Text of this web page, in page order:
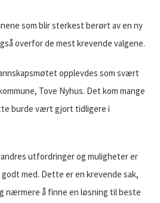
som blir sterkest berørt av en ny
overfor de mest krevende valgene.
opplevdes som svært
Tove Nyhus. Det kom mange
burde vært gjort tidligere i
utfordringer og muligheter er
med. Dette er en krevende sak,
nærmere å finne en løsning til beste